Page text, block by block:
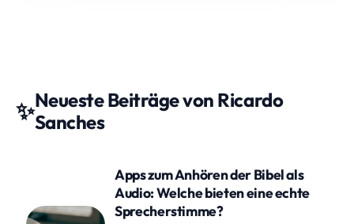
✨Neueste Beiträge von Ricardo
Sanches
Apps zum Anhören der Bibel als
Audio: Welche bieten eine echte
Sprecherstimme?